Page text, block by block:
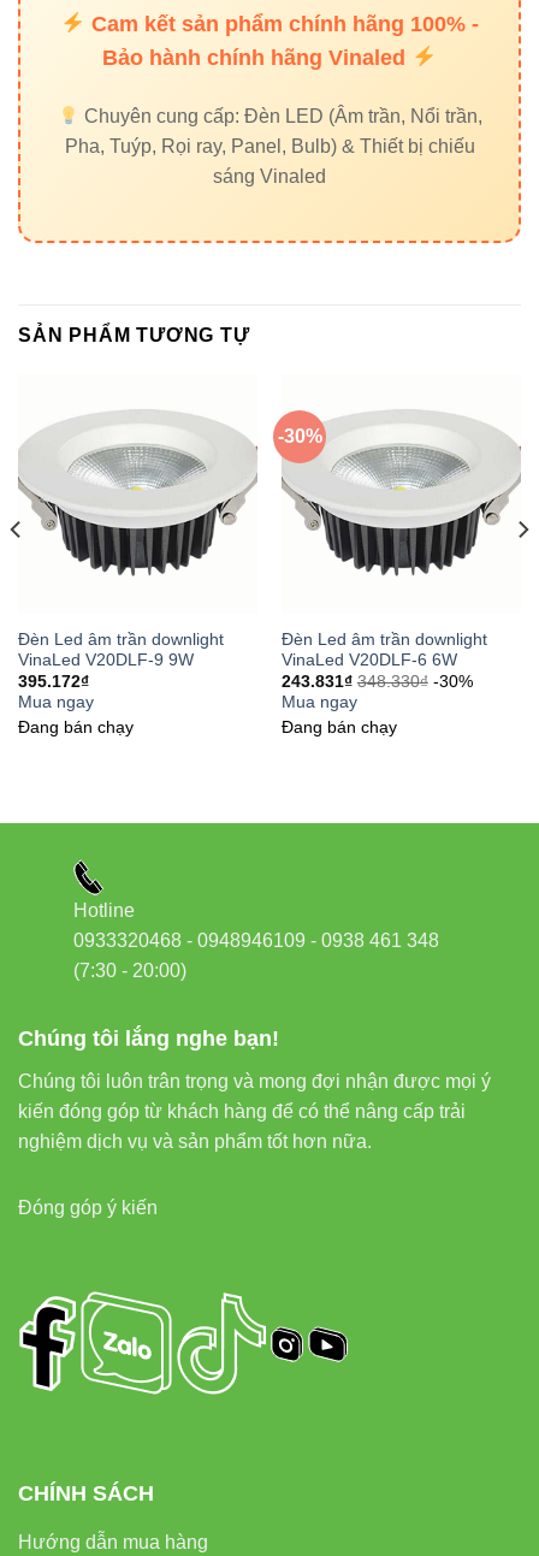
Cam kết sản phẩm chính hãng 100% -
Bảo hành chính hãng Vinaled
Chuyên cung cấp: Đèn LED (Âm trần, Nổi trần,
Pha, Tuýp, Rọi ray, Panel, Bulb) & Thiết bị chiếu
sáng Vinaled
SẢN PHẨM TƯƠNG TỰ
Đèn Led âm trần downlight
VinaLed V20DLF-9 9W
395.172₫
Mua ngay
Đang bán chạy
-30%
Đèn Led âm trần downlight
VinaLed V20DLF-6 6W
243.831₫ 348.330₫ -30%
Mua ngay
Đang bán chạy
Chúng tôi lắng nghe bạn!
Chúng tôi luôn trân trọng và mong đợi nhận được mọi ý
kiến đóng góp từ khách hàng để có thể nâng cấp trải
nghiệm dịch vụ và sản phẩm tốt hơn nữa.
Đóng góp ý kiến
Hotline
0933320468 - 0948946109 - 0938 461 348
(7:30 - 20:00)
CHÍNH SÁCH
Hướng dẫn mua hàng